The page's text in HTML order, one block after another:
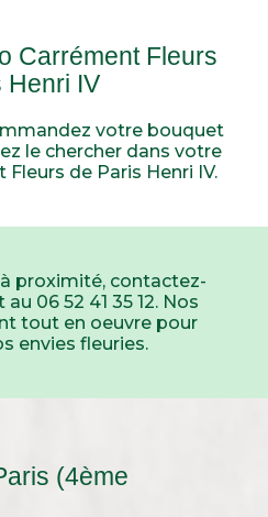
Carrément Fleurs
Henri IV
votre bouquet
le chercher dans votre
de Paris Henri IV.
proximité, contactez-
06 52 41 35 12. Nos
tout en oeuvre pour
envies fleuries.
(4ème